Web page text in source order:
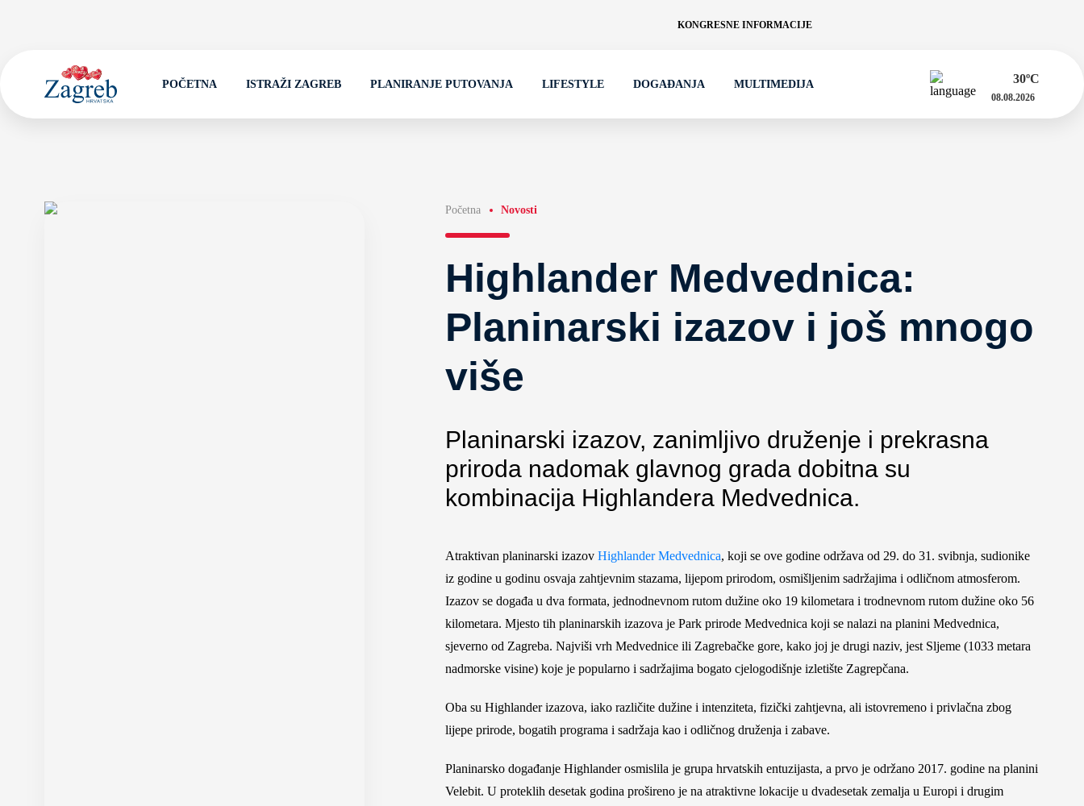
KONGRESNE INFORMACIJE
POČETNA ISTRAŽI ZAGREB PLANIRANJE PUTOVANJA LIFESTYLE DOGAĐANJA MULTIMEDIJA 30ºC
08.08.2026
Početna Novosti
Highlander Medvednica:
Planinarski izazov i još mnogo
više
Planinarski izazov, zanimljivo druženje i prekrasna
priroda nadomak glavnog grada dobitna su
kombinacija Highlandera Medvednica.
Atraktivan planinarski izazov Highlander Medvednica, koji se ove godine održava od 29. do 31. svibnja, sudionike
iz godine u godinu osvaja zahtjevnim stazama, lijepom prirodom, osmišljenim sadržajima i odličnom atmosferom.
Izazov se događa u dva formata, jednodnevnom rutom dužine oko 19 kilometara i trodnevnom rutom dužine oko 56
kilometara. Mjesto tih planinarskih izazova je Park prirode Medvednica koji se nalazi na planini Medvednica,
sjeverno od Zagreba. Najviši vrh Medvednice ili Zagrebačke gore, kako joj je drugi naziv, jest Sljeme (1033 metara
nadmorske visine) koje je popularno i sadržajima bogato cjelogodišnje izletište Zagrepčana.
Oba su Highlander izazova, iako različite dužine i intenziteta, fizički zahtjevna, ali istovremeno i privlačna zbog
lijepe prirode, bogatih programa i sadržaja kao i odličnog druženja i zabave.
Planinarsko događanje Highlander osmislila je grupa hrvatskih entuzijasta, a prvo je održano 2017. godine na planini
Velebit. U proteklih desetak godina prošireno je na atraktivne lokacije u dvadesetak zemalja u Europi i drugim